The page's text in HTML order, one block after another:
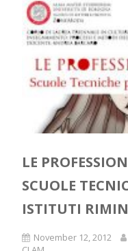
LE
SCUOLE
ISTITUTI
November 12, 2012